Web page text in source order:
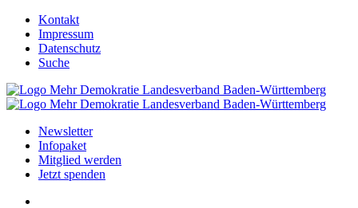
Kontakt
Impressum
Datenschutz
Suche
Newsletter
Infopaket
Mitglied werden
Jetzt spenden